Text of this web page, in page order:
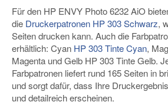
Für den HP ENVY Photo 6232 AiO
die Druckerpatronen HP 303 Schwarz,
Seiten drucken kann. Auch die
erhältlich: Cyan HP 303 Tinte Cyan,
Magenta und Gelb HP 303 Tinte Gelb.
Farbpatronen liefert rund 165 Seiten in
und sorgt dafür, dass Ihre
und detailreich erscheinen.